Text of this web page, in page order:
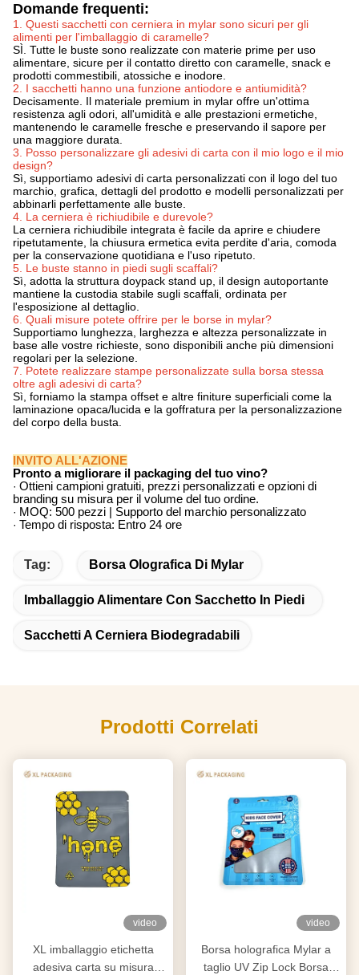
Domande frequenti:
1. Questi sacchetti con cerniera in mylar sono sicuri per gli
alimenti per l'imballaggio di caramelle?
SÌ. Tutte le buste sono realizzate con materie prime per uso
alimentare, sicure per il contatto diretto con caramelle, snack e
prodotti commestibili, atossiche e inodore.
2. I sacchetti hanno una funzione antiodore e antiumidità?
Decisamente. Il materiale premium in mylar offre un'ottima
resistenza agli odori, all'umidità e alle prestazioni ermetiche,
mantenendo le caramelle fresche e preservando il sapore per
una maggiore durata.
3. Posso personalizzare gli adesivi di carta con il mio logo e il mio
design?
Sì, supportiamo adesivi di carta personalizzati con il logo del tuo
marchio, grafica, dettagli del prodotto e modelli personalizzati per
abbinarli perfettamente alle buste.
4. La cerniera è richiudibile e durevole?
La cerniera richiudibile integrata è facile da aprire e chiudere
ripetutamente, la chiusura ermetica evita perdite d'aria, comoda
per la conservazione quotidiana e l'uso ripetuto.
5. Le buste stanno in piedi sugli scaffali?
Sì, adotta la struttura doypack stand up, il design autoportante
mantiene la custodia stabile sugli scaffali, ordinata per
l'esposizione al dettaglio.
6. Quali misure potete offrire per le borse in mylar?
Supportiamo lunghezza, larghezza e altezza personalizzate in
base alle vostre richieste, sono disponibili anche più dimensioni
regolari per la selezione.
7. Potete realizzare stampe personalizzate sulla borsa stessa
oltre agli adesivi di carta?
Sì, forniamo la stampa offset e altre finiture superficiali come la
laminazione opaca/lucida e la goffratura per la personalizzazione
del corpo della busta.
INVITO ALL'AZIONE
Pronto a migliorare il packaging del tuo vino?
· Ottieni campioni gratuiti, prezzi personalizzati e opzioni di
branding su misura per il volume del tuo ordine.
· MOQ: 500 pezzi | Supporto del marchio personalizzato
· Tempo di risposta: Entro 24 ore
Tag: Borsa Olografica Di Mylar
Imballaggio Alimentare Con Sacchetto In Piedi
Sacchetti A Cerniera Biodegradabili
Prodotti Correlati
video
XL imballaggio etichetta
adesiva carta su misura
video
Borsa holografica Mylar a
taglio UV Zip Lock Borsa